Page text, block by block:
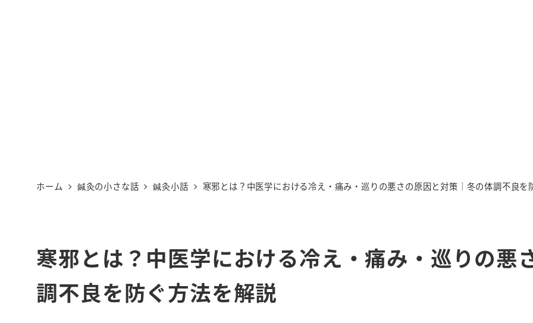
ホーム 鍼灸の小さな話 鍼灸小話 寒邪とは？中医学における冷え・痛み・巡りの悪さの原因と対策｜冬の体調不良を
寒邪とは？中医学における冷え・痛み・巡りの悪
調不良を防ぐ方法を解説